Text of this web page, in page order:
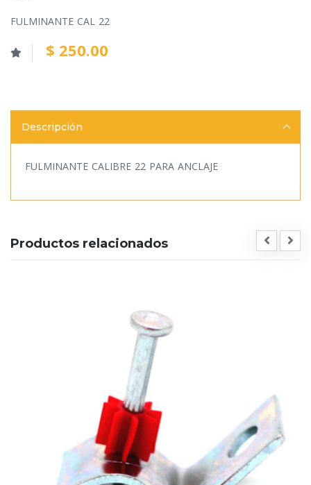
FULMINANTE CAL 22
$ 250.00
Descripción
FULMINANTE CALIBRE 22 PARA ANCLAJE
Productos relacionados